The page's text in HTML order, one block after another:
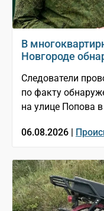
В
Новгороде
Следователи
по факту
на улице Попова
06.08.2026 |